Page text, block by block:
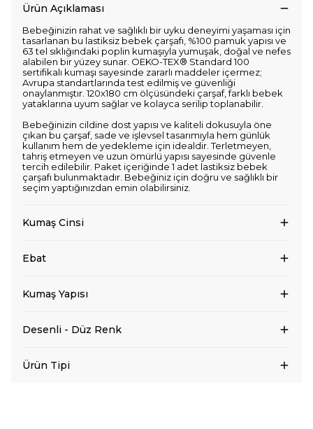
Ürün Açıklaması
Bebeğinizin rahat ve sağlıklı bir uyku deneyimi yaşaması için
tasarlanan bu lastiksiz bebek çarşafı, %100 pamuk yapısı ve
63 tel sıklığındaki poplin kumaşıyla yumuşak, doğal ve nefes
alabilen bir yüzey sunar. OEKO-TEX® Standard 100
sertifikalı kumaşı sayesinde zararlı maddeler içermez;
Avrupa standartlarında test edilmiş ve güvenliği
onaylanmıştır. 120x180 cm ölçüsündeki çarşaf, farklı bebek
yataklarına uyum sağlar ve kolayca serilip toplanabilir.
Bebeğinizin cildine dost yapısı ve kaliteli dokusuyla öne
çıkan bu çarşaf, sade ve işlevsel tasarımıyla hem günlük
kullanım hem de yedekleme için idealdir. Terletmeyen,
tahriş etmeyen ve uzun ömürlü yapısı sayesinde güvenle
tercih edilebilir. Paket içeriğinde 1 adet lastiksiz bebek
çarşafı bulunmaktadır. Bebeğiniz için doğru ve sağlıklı bir
seçim yaptığınızdan emin olabilirsiniz.
Kumaş Cinsi
Ebat
Kumaş Yapısı
Desenli - Düz Renk
Ürün Tipi